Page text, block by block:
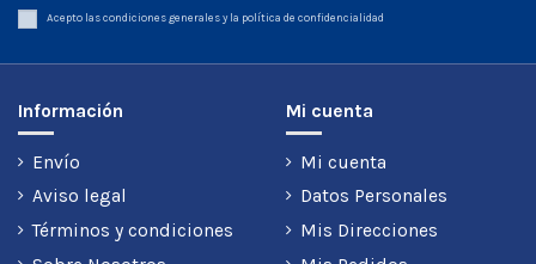
Acepto las condiciones generales y la política de confidencialidad
Información
Envío
Aviso legal
Términos y condiciones
Mi cuenta
Mi cuenta
Datos Personales
Mis Direcciones